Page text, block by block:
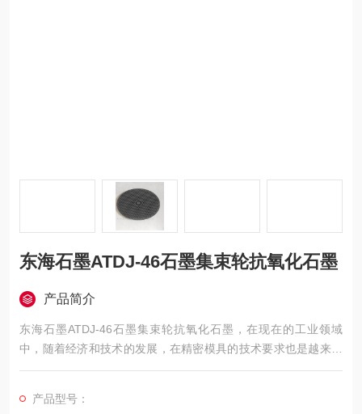
东海石墨ATDJ-46石墨集束轮抗氧化石墨
产品简介
东海石墨ATDJ-46石墨集束轮抗氧化石墨，在现在的工业领域
中，随着经济和技术的发展，在精密模具的技术要求也是越来的
越高，所以EDM也就是电火花加工在这些精密模具的加工中的地
注。
产品型号：